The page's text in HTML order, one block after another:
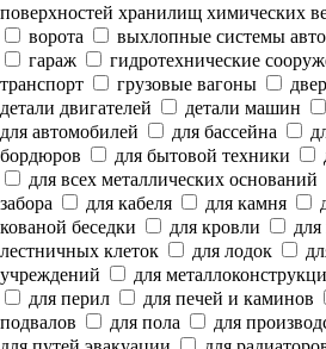
поверхностей хранилищ химических
ворота
выхлопные системы
гараж
гидротехнические
транспорт
грузовые вагоны
детали двигателей
детали машин
для автомобилей
для бассейна
бордюров
для бытовой техники
для всех металлических оснований
забора
для кабеля для камня
кованой беседки
для кровли
лестничных клеток
для лодок
учреждений
для
для перил
для печей и каминов
подвалов
для пола
для